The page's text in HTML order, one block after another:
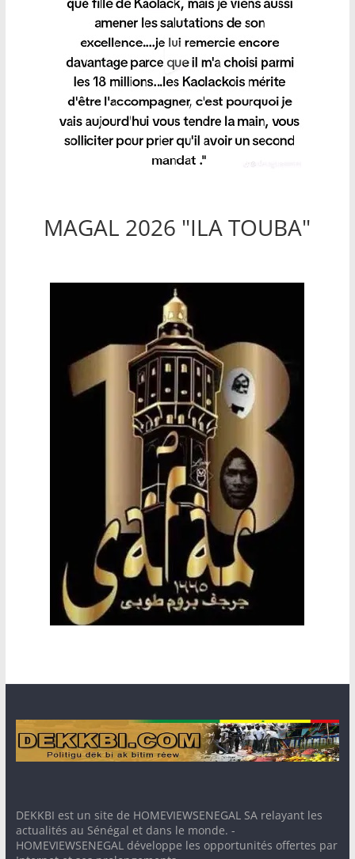
MAGAL 2026 "ILA TOUBA"
DEKKBI est un site de HOMEVIEWSENEGAL SA relayant les
actualités au Sénégal et dans le monde. -
HOMEVIEWSENEGAL développe les opportunités offertes par